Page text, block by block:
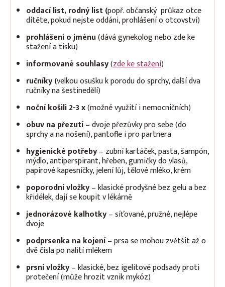
oddací list, rodný list (popř. občanský průkaz otce
dítěte, pokud nejste oddáni, prohlášení o otcovství)
prohlášení o jménu(dává gynekolog nebo zde ke
stažení a tisku)
informované souhlasy(zde ke stažení)
ručníky (velkou osuškuk porodu do sprchy, další dva
ručníky na šestinedělí)
noční košili 2-3 x(možné využití i nemocničních)
obuv na přezutí– dvoje přezůvky pro sebe (do
sprchy a na nošení), pantofle i pro partnera
hygienické potřeby– zubní kartáček, pasta, šampón,
mýdlo, antiperspirant, hřeben, gumičky do vlasů,
papírové kapesníčky, jelení lůj, tělové mléko, krém
poporodní vložky– klasické prodyšné bez gelu a bez
křidélek, dají se koupit v lékárně
jednorázové kalhotky– síťované, pružné, nejlépe
dvoje
podprsenka na kojení– prsa se mohou zvětšit až o
dvě čísla po nalití mlékem
prsní vložky– klasické, bez igelitové podsady proti
protečení (může hrozit vznik mykóz)